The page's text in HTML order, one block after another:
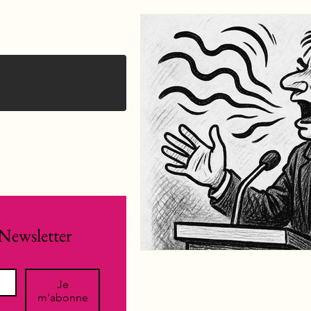
Je
m'abonne